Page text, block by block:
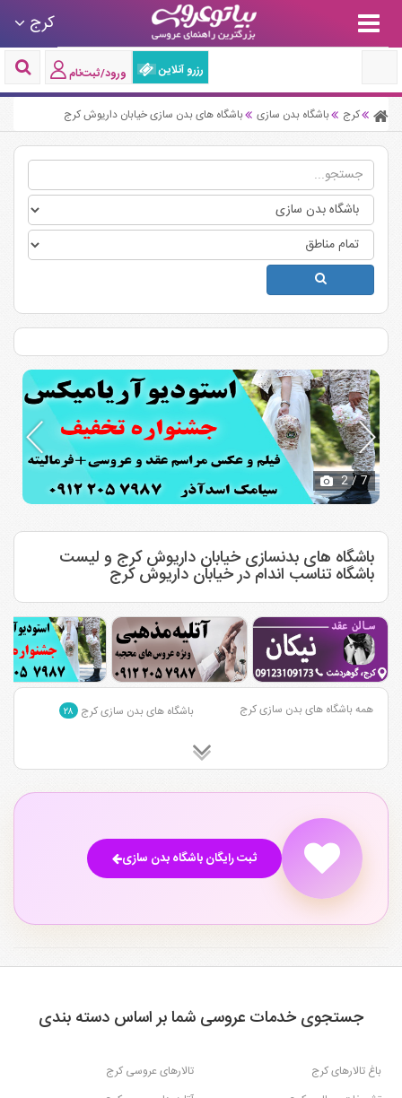
کرج
رزرو آنلاین ورود/ثبت‌نام
کرج باشگاه بدن سازی باشگاه های بدن سازی خیابان داریوش کرج
2/ 7
باشگاه های بدنسازی خیابان داریوش کرج و لیست
باشگاه تناسب اندام در خیابان داریوش کرج
همه باشگاه های بدن سازی کرج باشگاه های بدن سازی کرج ۲۸
ثبت رایگان باشگاه بدن سازی
جستجوی خدمات عروسی شما بر اساس دسته بندی
باغ تالارهای کرج
تالارهای عروسی کرج